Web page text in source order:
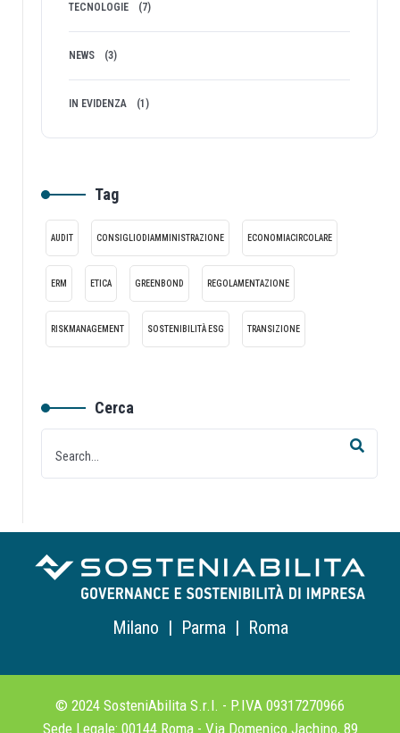
TECNOLOGIE (7)
NEWS (3)
IN EVIDENZA (1)
Tag
AUDIT CONSIGLIODIAMMINISTRAZIONE ECONOMIACIRCOLARE
ERM ETICA GREENBOND REGOLAMENTAZIONE
RISKMANAGEMENT SOSTENIBILITÀ ESG TRANSIZIONE
Cerca
Milano | Parma | Roma
© 2024 SosteniAbilita S.r.l. - P.IVA 09317270966
Sede Legale: 00144 Roma - Via Domenico Jachino, 89